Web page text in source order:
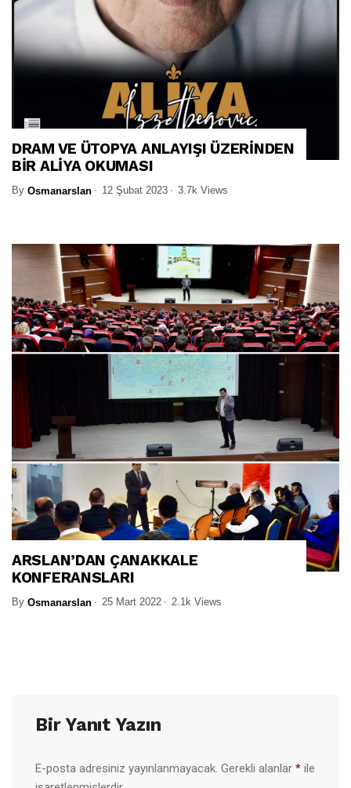
DRAM VE ÜTOPYA ANLAYIŞI ÜZERİNDEN
BİR ALİYA OKUMASI
By Osmanarslan 12 Şubat 2023 3.7k Views
ARSLAN’DAN ÇANAKKALE
KONFERANSLARI
By Osmanarslan 25 Mart 2022 2.1k Views
Bir Yanıt Yazın
E-posta adresiniz yayınlanmayacak. Gerekli alanlar * ile